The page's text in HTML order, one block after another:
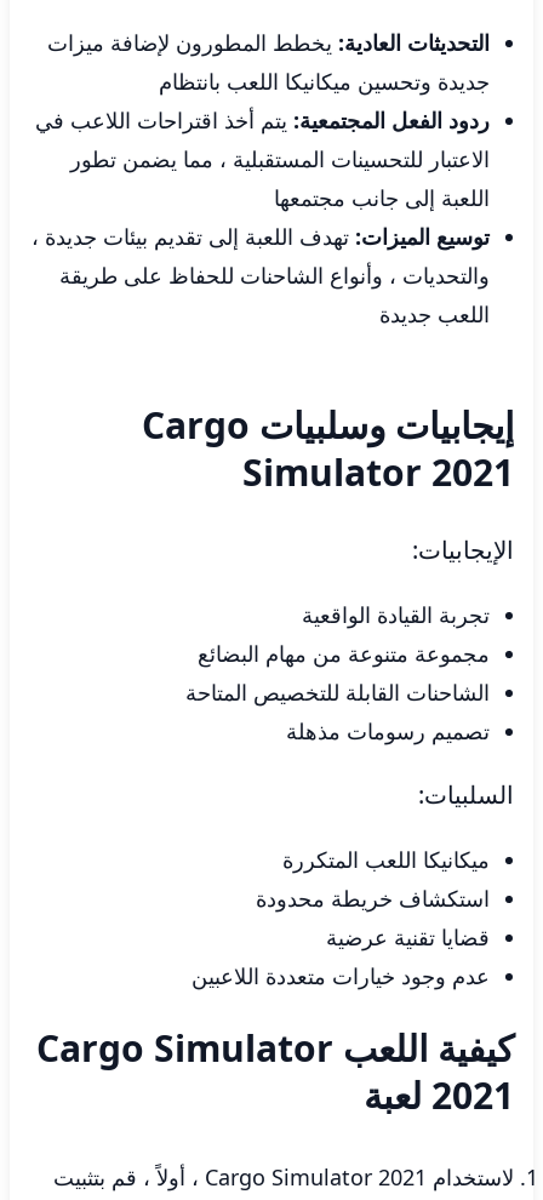
التحديثات العادية: يخطط المطورون لإضافة ميزات
جديدة وتحسين ميكانيكا اللعب بانتظام
ردود الفعل المجتمعية: يتم أخذ اقتراحات اللاعب في
الاعتبار للتحسينات المستقبلية ، مما يضمن تطور
اللعبة إلى جانب مجتمعها
توسيع الميزات: تهدف اللعبة إلى تقديم بيئات جديدة ،
والتحديات ، وأنواع الشاحنات للحفاظ على طريقة
اللعب جديدة
إيجابيات وسلبيات Cargo
Simulator 2021
الإيجابيات:
تجربة القيادة الواقعية
مجموعة متنوعة من مهام البضائع
الشاحنات القابلة للتخصيص المتاحة
تصميم رسومات مذهلة
السلبيات:
ميكانيكا اللعب المتكررة
استكشاف خريطة محدودة
قضايا تقنية عرضية
عدم وجود خيارات متعددة اللاعبين
كيفية اللعب Cargo Simulator
2021 لعبة
لاستخدام Cargo Simulator 2021 ، أولاً ، قم بتثبيت